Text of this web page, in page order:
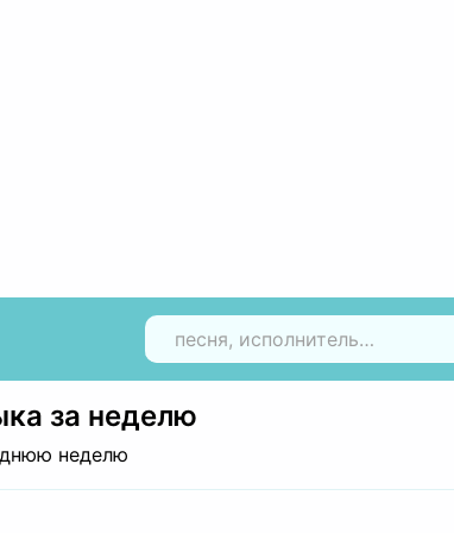
за неделю
неделю